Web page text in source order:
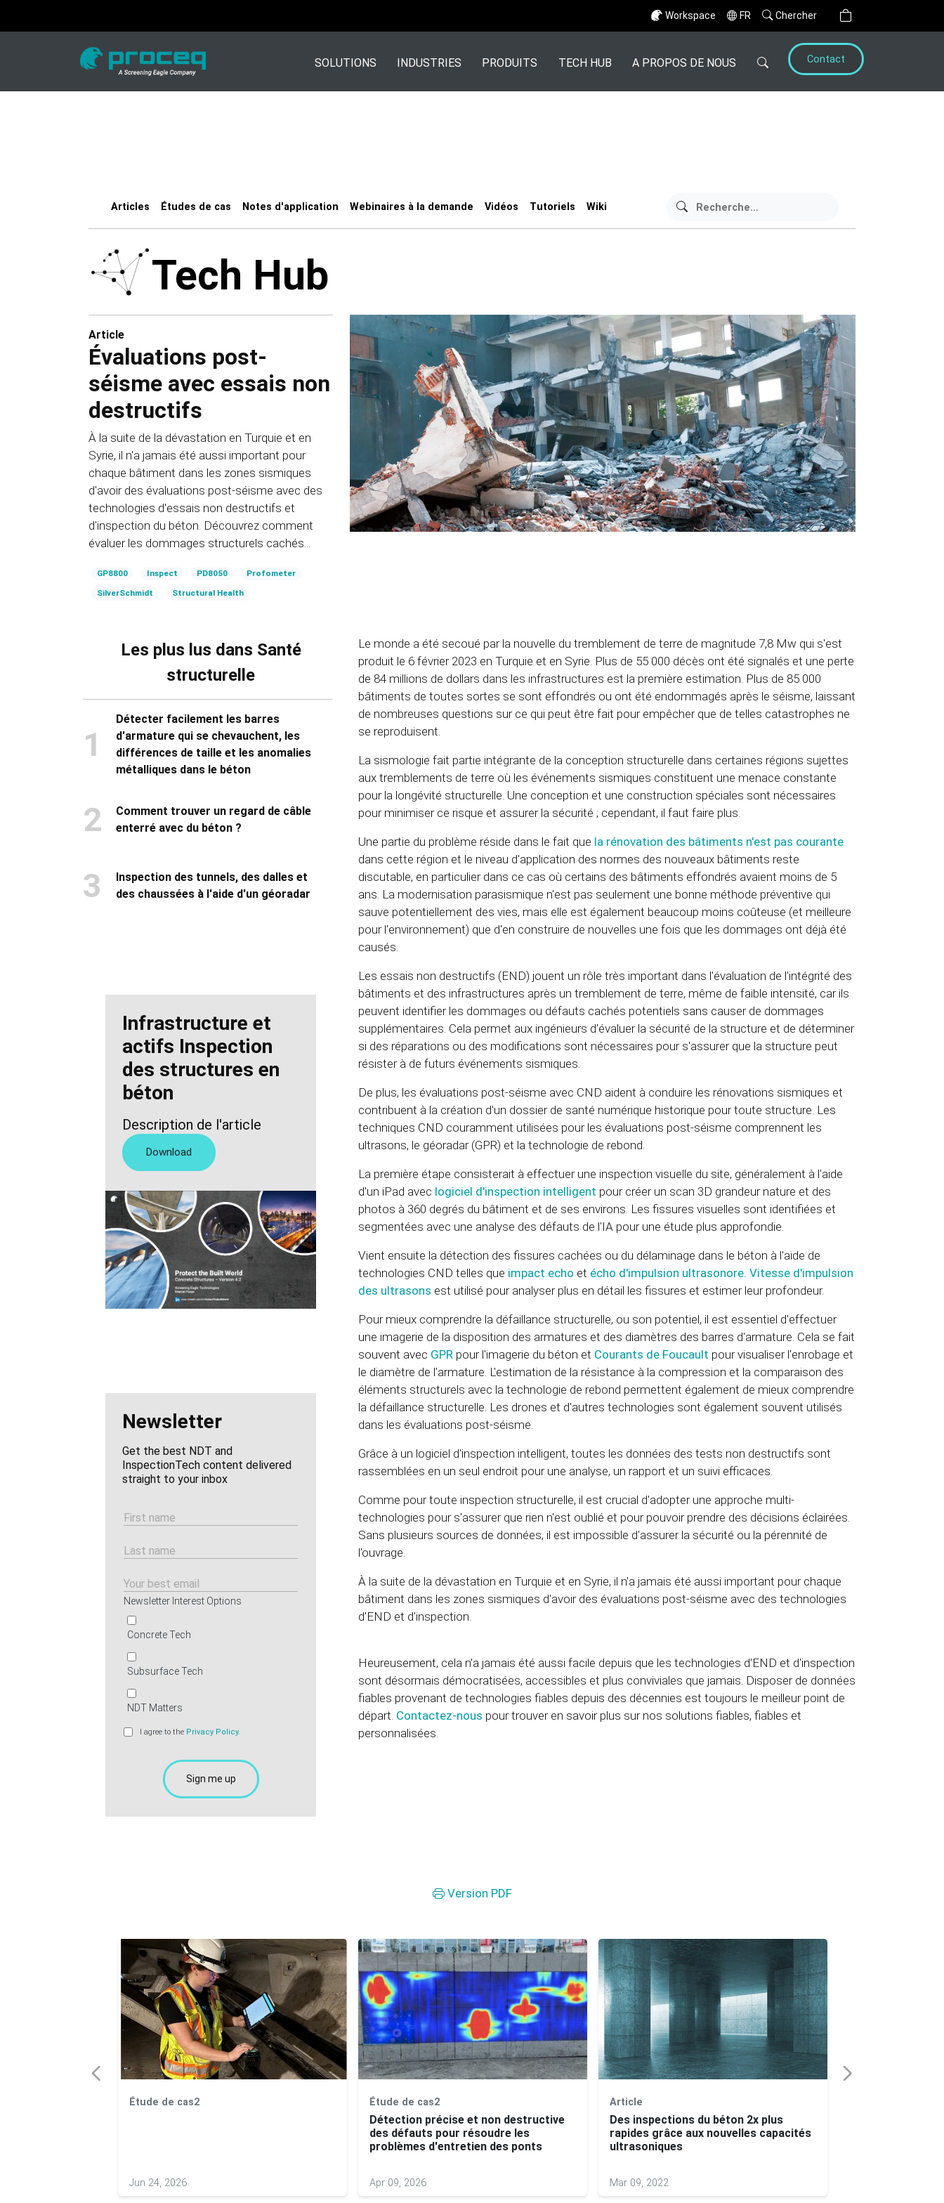
Workspace FR Chercher
SOLUTIONS INDUSTRIES PRODUITS TECH HUB A PROPOS DE NOUS Contact
Articles Études de cas Notes d'application Webinaires à la demande Vidéos Tutoriels Wiki
Tech Hub
Article
Évaluations post-
séisme avec essais non
destructifs
À la suite de la dévastation en Turquie et en
Syrie, il n'a jamais été aussi important pour
chaque bâtiment dans les zones sismiques
d'avoir des évaluations post-séisme avec des
technologies d'essais non destructifs et
d'inspection du béton. Découvrez comment
évaluer les dommages structurels cachés...
GP8800 Inspect PD8050 Profometer
SilverSchmidt Structural Health
Les plus lus dans Santé
structurelle
1
Détecter facilement les barres
d'armature qui se chevauchent, les
différences de taille et les anomalies
métalliques dans le béton
2
Comment trouver un regard de câble
enterré avec du béton ?
3
Inspection des tunnels, des dalles et
des chaussées à l'aide d'un géoradar
Infrastructure et
actifs Inspection
des structures en
béton
Description de l'article
Download
Newsletter
Get the best NDT and
InspectionTech content delivered
straight to your inbox
Newsletter Interest Options
Concrete Tech
Subsurface Tech
NDT Matters
I agree to the Privacy Policy.
Le monde a été secoué par la nouvelle du tremblement de terre de magnitude 7,8 Mw qui s'est
produit le 6 février 2023 en Turquie et en Syrie. Plus de 55 000 décès ont été signalés et une perte
de 84 millions de dollars dans les infrastructures est la première estimation. Plus de 85 000
bâtiments de toutes sortes se sont effondrés ou ont été endommagés après le séisme, laissant
de nombreuses questions sur ce qui peut être fait pour empêcher que de telles catastrophes ne
se reproduisent.
La sismologie fait partie intégrante de la conception structurelle dans certaines régions sujettes
aux tremblements de terre où les événements sismiques constituent une menace constante
pour la longévité structurelle. Une conception et une construction spéciales sont nécessaires
pour minimiser ce risque et assurer la sécurité ; cependant, il faut faire plus.
Une partie du problème réside dans le fait que la rénovation des bâtiments n'est pas courante
dans cette région et le niveau d'application des normes des nouveaux bâtiments reste
discutable, en particulier dans ce cas où certains des bâtiments effondrés avaient moins de 5
ans. La modernisation parasismique n'est pas seulement une bonne méthode préventive qui
sauve potentiellement des vies, mais elle est également beaucoup moins coûteuse (et meilleure
pour l'environnement) que d'en construire de nouvelles une fois que les dommages ont déjà été
causés.
Les essais non destructifs (END) jouent un rôle très important dans l'évaluation de l'intégrité des
bâtiments et des infrastructures après un tremblement de terre, même de faible intensité, car ils
peuvent identifier les dommages ou défauts cachés potentiels sans causer de dommages
supplémentaires. Cela permet aux ingénieurs d'évaluer la sécurité de la structure et de déterminer
si des réparations ou des modifications sont nécessaires pour s'assurer que la structure peut
résister à de futurs événements sismiques.
De plus, les évaluations post-séisme avec CND aident à conduire les rénovations sismiques et
contribuent à la création d'un dossier de santé numérique historique pour toute structure. Les
techniques CND couramment utilisées pour les évaluations post-séisme comprennent les
ultrasons, le géoradar (GPR) et la technologie de rebond.
La première étape consisterait à effectuer une inspection visuelle du site, généralement à l'aide
d'un iPad avec logiciel d'inspection intelligent pour créer un scan 3D grandeur nature et des
photos à 360 degrés du bâtiment et de ses environs. Les fissures visuelles sont identifiées et
segmentées avec une analyse des défauts de l'IA pour une étude plus approfondie.
Vient ensuite la détection des fissures cachées ou du délaminage dans le béton à l'aide de
technologies CND telles que impact echo et écho d'impulsion ultrasonore. Vitesse d'impulsion
des ultrasons est utilisé pour analyser plus en détail les fissures et estimer leur profondeur.
Pour mieux comprendre la défaillance structurelle, ou son potentiel, il est essentiel d'effectuer
une imagerie de la disposition des armatures et des diamètres des barres d'armature. Cela se fait
souvent avec GPR pour l'imagerie du béton et Courants de Foucault pour visualiser l'enrobage et
le diamètre de l'armature. L'estimation de la résistance à la compression et la comparaison des
éléments structurels avec la technologie de rebond permettent également de mieux comprendre
la défaillance structurelle. Les drones et d'autres technologies sont également souvent utilisés
dans les évaluations post-séisme.
Grâce à un logiciel d'inspection intelligent, toutes les données des tests non destructifs sont
rassemblées en un seul endroit pour une analyse, un rapport et un suivi efficaces.
Comme pour toute inspection structurelle, il est crucial d'adopter une approche multi-
technologies pour s'assurer que rien n'est oublié et pour pouvoir prendre des décisions éclairées.
Sans plusieurs sources de données, il est impossible d'assurer la sécurité ou la pérennité de
l'ouvrage.
À la suite de la dévastation en Turquie et en Syrie, il n'a jamais été aussi important pour chaque
bâtiment dans les zones sismiques d'avoir des évaluations post-séisme avec des technologies
d'END et d'inspection.
Heureusement, cela n'a jamais été aussi facile depuis que les technologies d'END et d'inspection
sont désormais démocratisées, accessibles et plus conviviales que jamais. Disposer de données
fiables provenant de technologies fiables depuis des décennies est toujours le meilleur point de
départ. Contactez-nous pour trouver en savoir plus sur nos solutions fiables, fiables et
personnalisées.
Version PDF
Étude de cas2
Jun 24, 2026
Étude de cas2
Détection précise et non destructive
des défauts pour résoudre les
problèmes d'entretien des ponts
Apr 09, 2026
Article
Des inspections du béton 2x plus
rapides grâce aux nouvelles capacités
ultrasoniques
Mar 09, 2022